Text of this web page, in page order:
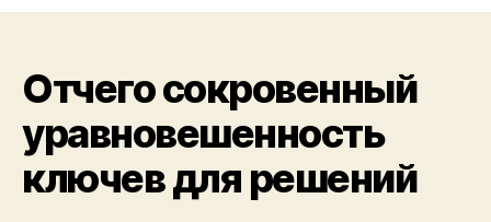
Отчего сокровенный
уравновешенность
ключев для решений